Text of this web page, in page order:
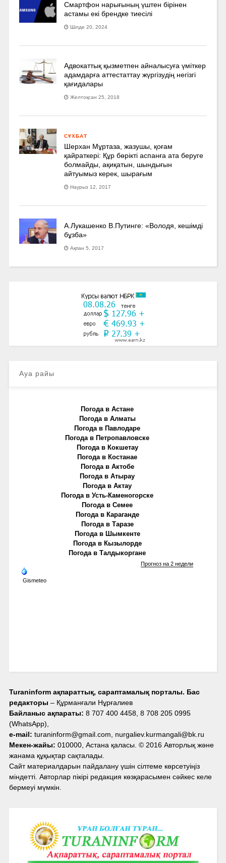
Смартфон нарығының үштен бірінен
астамы екі брендке тиесілі
Шілде 20, 2024
Адвокаттық қызметпен айналысуға үмiткер
адамдарға аттестаттау жүргізудің негізгі
қағидалары
Желтоқсан 25, 2018
СҰХБАТ
Шерхан Мұртаза, жазушы, қоғам
қайраткері: Құр бөрікті аспанға ата беруге
болмайды, ақиқатын, шындығын
айтуымыз керек, шырағым
Наурыз 12, 2017
А.Лукашенко В.Путинге: «Володя, кешімді
бұзба»
Ақпан 5, 2017
Ауа райы
Погода в Астане
Погода в Алматы
Погода в Павлодаре
Погода в Петропавловске
Погода в Кокшетау
Погода в Костанае
Погода в Актобе
Погода в Атырау
Погода в Актау
Погода в Усть-Каменогорске
Погода в Семее
Погода в Караганде
Погода в Таразе
Погода в Шымкенте
Погода в Кызылорде
Погода в Талдыкоргане
Gismeteo
Прогноз на 2 недели
Turaninform ақпараттық, сараптамалық порталы. Бас
редакторы – Құрманғали Нұрғалиев
Байланыс ақпараты: 8 707 400 4458, 8 708 205 0995
(WhatsApp),
e-mail: turaninform@gmail.com, nurgaliev.kurmangali@bk.ru
Мекен-жайы: 010000, Астана қаласы. © 2016 Авторлық және
жанама құқықтар сақталады.
Сайт материалдарын пайдалану үшін сілтеме көрсетуіңіз
міндетті. Авторлар пікірі редакция көзқарасымен сәйкес келе
бермеуі мүмкін.